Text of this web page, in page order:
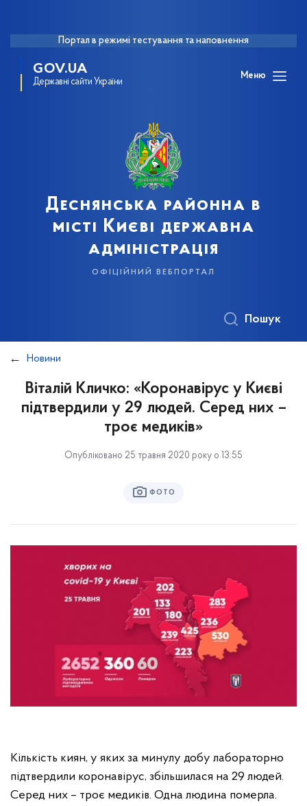
Портал в режимі тестування та наповнення
GOV.UA
Державні сайти України
Меню
Деснянська районна в
місті Києві державна
адміністрація
офіційний вебпортал
Пошук
Новини
Віталій Кличко: «Коронавірус у Києві
підтвердили у 29 людей. Серед них –
троє медиків»
Опубліковано 25 травня 2020 року о 13:55
ФОТО
Кількість киян, у яких за минулу добу лабораторно
підтвердили коронавірус, збільшилася на 29 людей.
Серед них – троє медиків. Одна людина померла.